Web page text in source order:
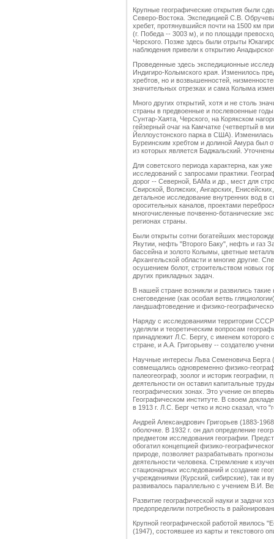
Крупные географические открытия были
Северо-Востока. Экспедицией С.В.
хребет, протянувшийся почти на 1500 км
(г. Победа -- 3003 м), и по площади
Черского. Позже здесь были отрыты
наблюдения привели к открытию
Проведенные здесь экспедиционные
Индигиро-Колымского края. Изменилось
хребтов, но и возвышенностей,
значительных отрезках и сама Колыма
Много других открытий, хотя и не столь
страны в предвоенные и послевоенные
Сунтар-Хаята, Черского, на Корякском
гейзерный очаг на Камчатке (четвертый в
Йеллоустонского парка в США).
Буреинским хребтом и долиной Амура был
из которых является Баджальский.
Для советского периода характерна, как
исследований с запросами практики.
дорог -- Северной, БАМа и др., мест для
Свирской, Волжских, Ангарских,
детальное исследование внутренних вод в
оросительных каналов, проектами
многочисленные почвенно-ботанические
регионах страны.
Были открыты сотни богатейших
Якутии, нефть "Второго Баку", нефть и газ
бассейна и золото Колымы, цветные
Архангельской области и многие другие.
осушением болот, строительством новых
других прикладных задач.
В нашей стране возникли и развились
снеговедение (как особая ветвь
ландшафтоведение и физико-
Наряду с исследованиями территории
уделяли и теоретическим вопросам
принадлежит Л.С. Бергу, с именем
стране, и А.А. Григорьеву -- создателю
Научные интересы Льва Семеновича
совмещались одновременно физико-
палеогеограф, зоолог и историк
деятельности он оставил капитальные
географических зонах. Это учение он
Географическом институте. В своем
в 1913 г. Л.С. Берг четко и ясно сказал, что
Андрей Александрович Григорьев (1883-
оболочке. В 1932 г. он дал определение
предметом исследования географии.
обогатил концепцией физико-
природе, позволяет разрабатывать
деятельности человека. Стремление к
стационарных исследований и создание
учреждениями (Курский, сибирские), так и
развивалось параллельно с учением В.И.
Развитие географической науки и задачи
предопределили потребность в
Крупной географической работой явилось
(1947), состоявшее из карты и текстового